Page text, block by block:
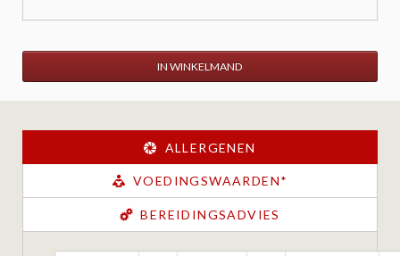
IN WINKELMAND
ALLERGENEN
VOEDINGSWAARDEN*
BEREIDINGSADVIES